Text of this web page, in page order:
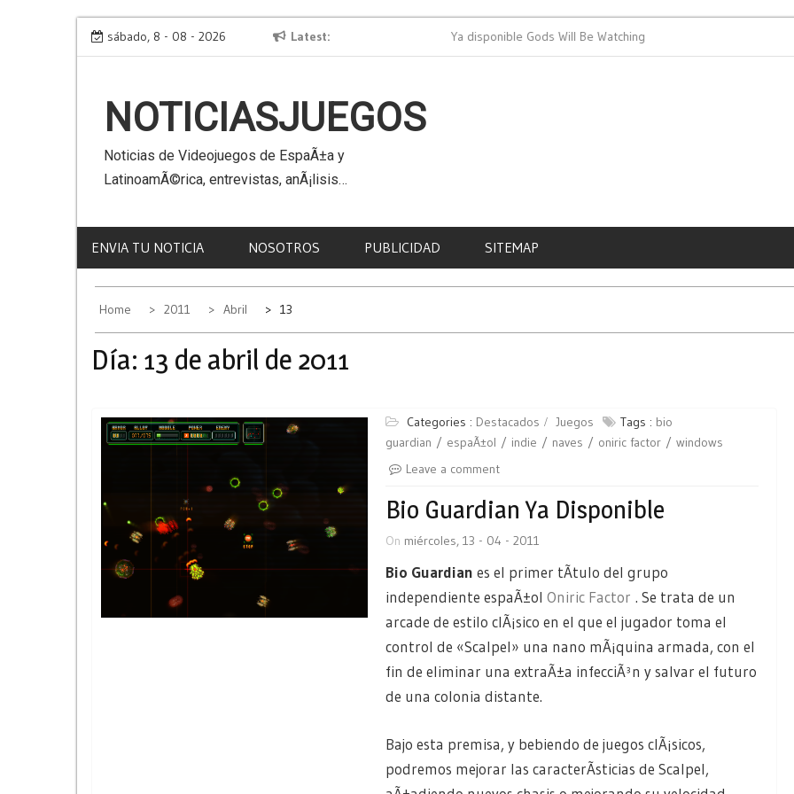
Skip
sábado, 8 - 08 - 2026 Latest
Virtual Kaiju 3D Ya disponible Gods Will Be Watching
NOTICIASJUEGOS
Noticias de Videojuegos de EspaÃ±a y
LatinoamÃ©rica, entrevistas, anÃ¡lisis…
ENVIA TU NOTICIA NOSOTROS PUBLICIDAD SITEMAP
Home 2011 Abril 13
Día: 13 de abril de 2011
Categories : Destacados Juegos Tags : bio
guardian
espaÃ±ol indie naves oniric factor
windows
Leave a comment
Bio Guardian Ya Disponible
On miércoles, 13 - 04 - 2011
Bio Guardian es el primer tÃ­tulo del grupo
independiente espaÃ±ol Oniric Factor . Se trata de un
arcade de estilo clÃ¡sico en el que el jugador toma el
control de «Scalpel» una nano mÃ¡quina armada, con el
fin de eliminar una extraÃ±a infecciÃ³n y salvar el futuro
de una colonia distante.
Bajo esta premisa, y bebiendo de juegos clÃ¡sicos,
podremos mejorar las caracterÃ­sticias de Scalpel,